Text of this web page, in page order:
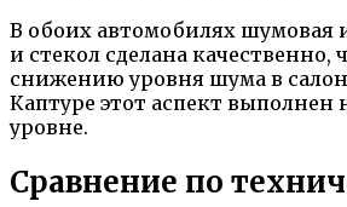
В обоих автомобилях шумовая
и стекол сделана качественно,
снижению уровня шума в
Каптуре этот аспект выполнен
уровне.
Сравнение по